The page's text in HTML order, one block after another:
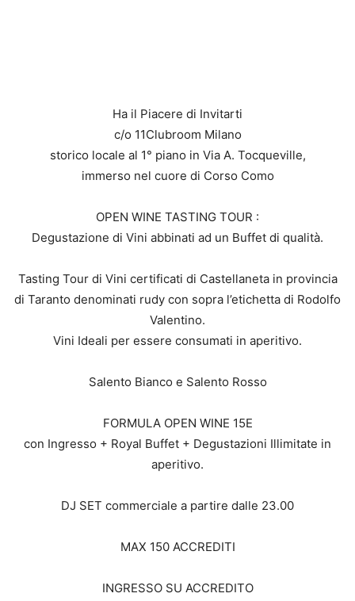
Ha il Piacere di Invitarti
c/o 11Clubroom Milano
storico locale al 1° piano in Via A. Tocqueville,
immerso nel cuore di Corso Como
OPEN WINE TASTING TOUR :
Degustazione di Vini abbinati ad un Buffet di qualità.
Tasting Tour di Vini certificati di Castellaneta in provincia
di Taranto denominati rudy con sopra l’etichetta di Rodolfo
Valentino.
Vini Ideali per essere consumati in aperitivo.
Salento Bianco e Salento Rosso
FORMULA OPEN WINE 15E
con Ingresso + Royal Buffet + Degustazioni Illimitate in
aperitivo.
DJ SET commerciale a partire dalle 23.00
MAX 150 ACCREDITI
INGRESSO SU ACCREDITO